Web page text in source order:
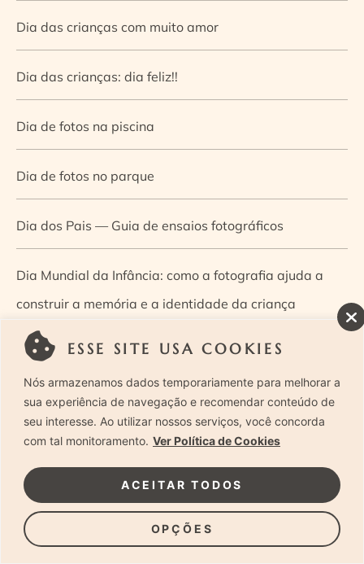
ESSE SITE USA COOKIES
Nós armazenamos dados temporariamente para melhorar a
sua experiência de navegação e recomendar conteúdo de
seu interesse. Ao utilizar nossos serviços, você concorda
com tal monitoramento. Ver Política de Cookies
OPÇÕES
ACEITAR TODOS
Dia das crianças com muito amor
Dia das crianças: dia feliz!!
Dia de fotos na piscina
Dia de fotos no parque
Dia dos Pais — Guia de ensaios fotográficos
Dia Mundial da Infância: como a fotografia ajuda a
construir a memória e a identidade da criança
Diário de uma grávida e sua pequena
Dica de especialista: como otimizar o fluxo de trabalho
no ensaio newborn?
Dica de especialista: qual o melhor guia de poses para
fotografia newborn?